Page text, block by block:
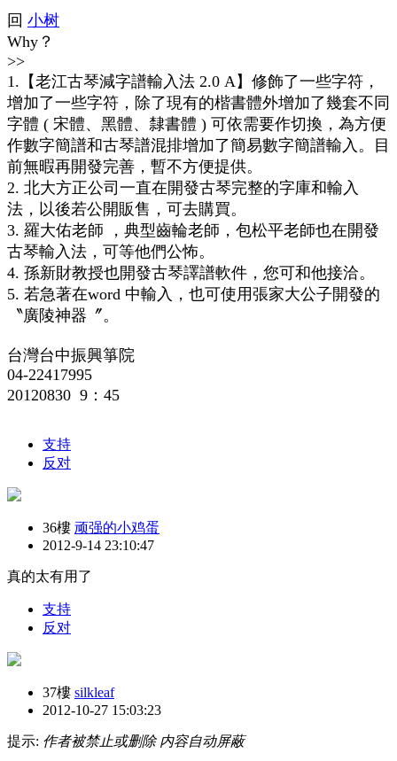
回 小树
Why？
>>
1.【老江古琴減字譜輸入法 2.0 A】修飾了一些字符，
增加了一些字符，除了現有的楷書體外增加了幾套不同
字體 ( 宋體、黑體、隸書體 ) 可依需要作切換，為方便
作數字簡譜和古琴譜混排增加了簡易數字簡譜輸入。目
前無暇再開發完善，暫不方便提供。
2. 北大方正公司一直在開發古琴完整的字庫和輸入
法，以後若公開販售，可去購買。
3. 羅大佑老師 ，典型齒輪老師，包松平老師也在開發
古琴輸入法，可等他們公怖。
4. 孫新財教授也開發古琴譯譜軟件，您可和他接洽。
5. 若急著在word 中輸入，也可使用張家大公子開發的
〝廣陵神器〞。
台灣台中振興箏院
04-22417995
20120830 9：45
支持
反对
36樓 顽强的小鸡蛋
2012-9-14 23:10:47
真的太有用了
支持
反对
37樓 silkleaf
2012-10-27 15:03:23
提示: 作者被禁止或删除 内容自动屏蔽